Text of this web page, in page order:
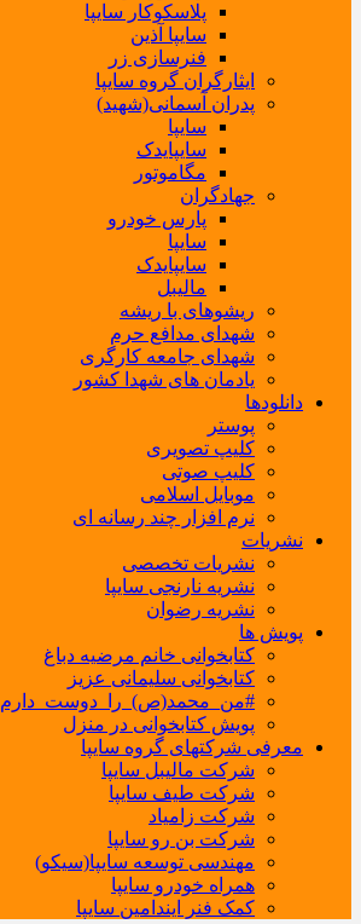
پلاسکوکار سایپا
سایپا آذین
فنرسازی زر
ایثارگران گروه سایپا
پدران آسمانی(شهید)
سایپا
سایپایدک
مگاموتور
جهادگران
پارس خودرو
سایپا
سایپایدک
مالیبل
ریشوهای با ریشه
شهدای مدافع حرم
شهدای جامعه کارگری
یادمان های شهدا کشور
دانلودها
پوستر
کلیپ تصویری
کلیپ صوتی
موبایل اسلامی
نرم افزار چند رسانه ای
نشریات
نشریات تخصصی
نشریه نارنجی سایپا
نشریه رضوان
پویش ها
کتابخوانی خانم مرضیه دباغ
کتابخوانی سلیمانی عزیز
#من_محمد(ص)_را_دوست_دارم
پویش کتابخوانی در منزل
معرفی شرکتهای گروه سایپا
شرکت مالیبل سایپا
شرکت طیف سایپا
شرکت زامیاد
شرکت بن رو سایپا
مهندسی توسعه سایپا(سیکو)
همراه خودرو سایپا
کمک فنر ایندامین سایپا